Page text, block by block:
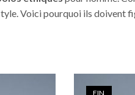
Voici pourquoi ils doivent
FIN